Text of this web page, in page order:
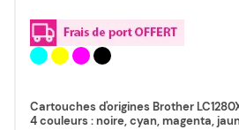
Cartouches d'origines Brother
4 couleurs : noire, cyan, magenta,